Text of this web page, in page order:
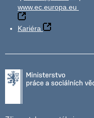
www.ec.europa.eu
Kariéra